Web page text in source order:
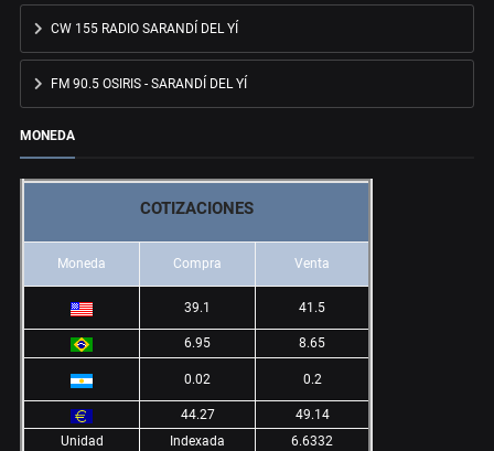
CW 155 RADIO SARANDÍ DEL YÍ
FM 90.5 OSIRIS - SARANDÍ DEL YÍ
MONEDA
COTIZACIONES
Moneda Compra Venta
39.1 41.5
6.95 8.65
0.02 0.2
44.27
49.14
Unidad
Indexada 6.6332